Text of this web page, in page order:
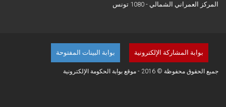
المركز العمراني الشمالي - 1080 تونس
بوابة البينات المفتوحة بوابة المشاركة الإلكترونية
جميع الحقوق محفوظة © 2016 - موقع بوابة الحكومة الإلكترونية